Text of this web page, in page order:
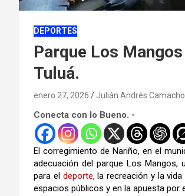
DEPORTES
Parque Los
Tuluá.
enero 27, 2026 Julián Andrés Camacho
Conecta con lo Bueno. -
El corregimiento de Nariño, en el
adecuación del parque Los Mangos,
para el deporte, la recreación y la
espacios públicos y en la apuesta